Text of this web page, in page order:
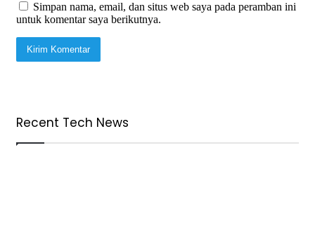
Simpan nama, email, dan situs web saya pada peramban ini
untuk komentar saya berikutnya.
Recent Tech News